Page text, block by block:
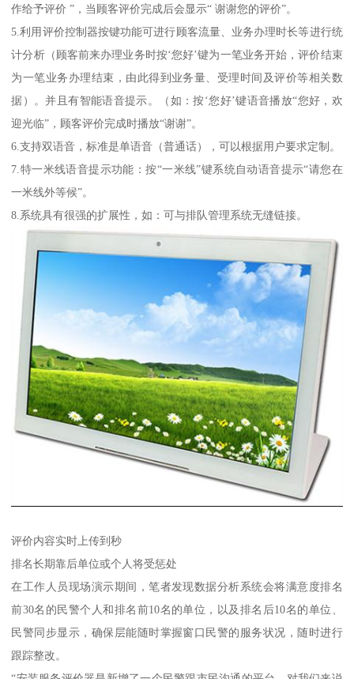
作给予评价 ”，当顾客评价完成后会显示“ 谢谢您的评价”。
5.利用评价控制器按键功能可进行顾客流量、业务办理时长等进行统
计分析（顾客前来办理业务时按‘您好’键为一笔业务开始，评价结束
为一笔业务办理结束，由此得到业务量、受理时间及评价等相关数
据）。并且有智能语音提示。（如：按‘您好’键语音播放“您好，欢
迎光临”，顾客评价完成时播放“谢谢”。
6.支持双语音，标准是单语音（普通话），可以根据用户要求定制。
7.特一米线语音提示功能：按“一米线”键系统自动语音提示“请您在
一米线外等候”。
8.系统具有很强的扩展性，如：可与排队管理系统无缝链接。
评价内容实时上传到秒
排名长期靠后单位或个人将受惩处
在工作人员现场演示期间，笔者发现数据分析系统会将满意度排名
前30名的民警个人和排名前10名的单位，以及排名后10名的单位、
民警同步显示，确保层能随时掌握窗口民警的服务状况，随时进行
跟踪整改。